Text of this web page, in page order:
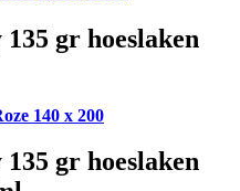
135 gr hoeslaken
140 x 200
135 gr hoeslaken